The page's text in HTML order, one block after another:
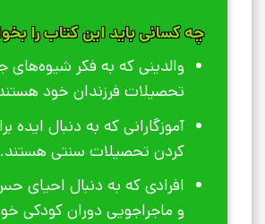
چه کسانی باید این کتاب را
والدینی که به فکر شیوه‌های
تحصیلات فرزندان خود
آموزگارانی که به دنبال ایده
کردن تحصیلات سنتی هستند.
افرادی که به دنبال احیای
و ماجراجویی دوران کودکی